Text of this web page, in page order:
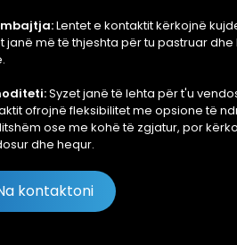
Lentet e kontaktit kërkojnë
janë më të thjeshta për tu pastruar
Syzet janë të lehta për t'u
ofrojnë fleksibilitet me opsione të
ose me kohë të zgjatur, por
dhe hequr.
kontaktoni